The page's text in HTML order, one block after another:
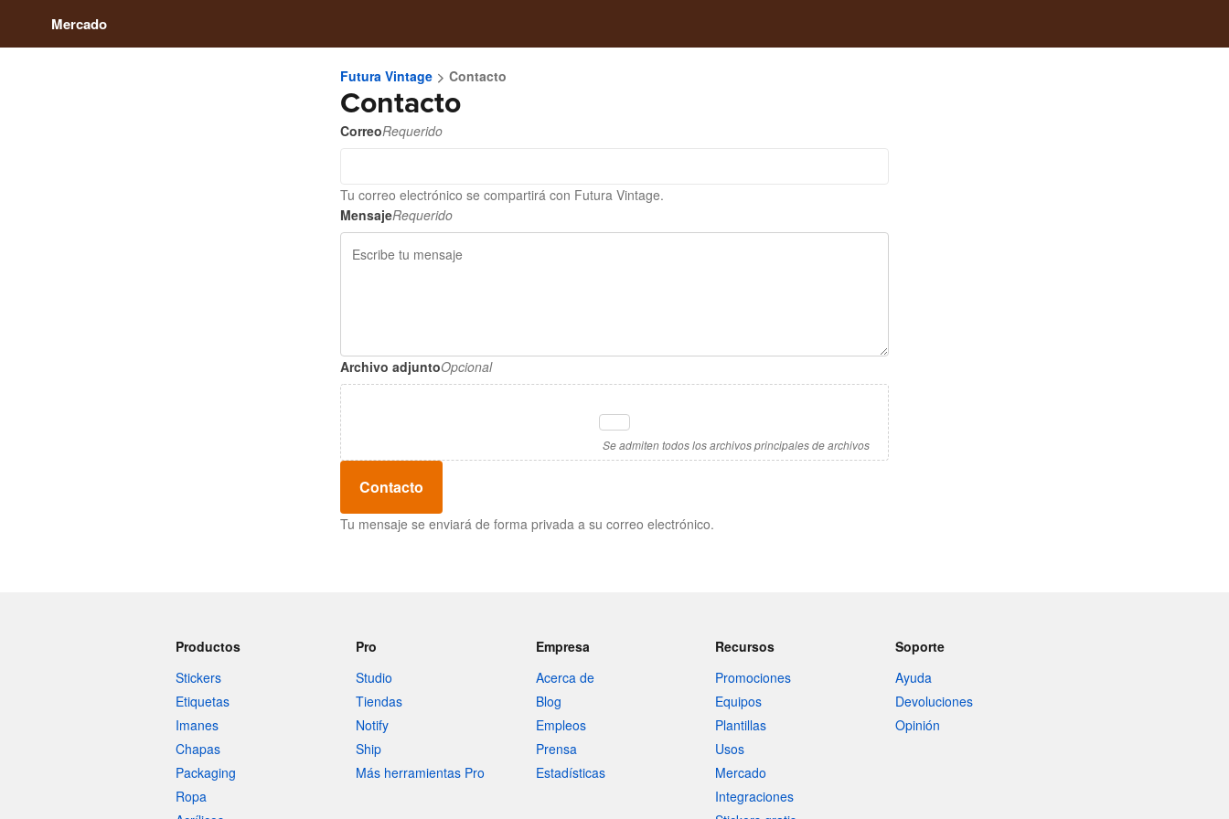
Mercado
Futura Vintage Contacto
Contacto
CorreoRequerido
Tu correo electrónico se compartirá con Futura Vintage.
MensajeRequerido
Archivo adjuntoOpcional
Se admiten todos los archivos principales de archivos
Contacto
Tu mensaje se enviará de forma privada a su correo electrónico.
Productos
Stickers
Etiquetas
Imanes
Chapas
Packaging
Ropa
Pro
Studio
Tiendas
Notify
Ship
Más herramientas Pro
Empresa
Acerca de
Blog
Empleos
Prensa
Estadísticas
Recursos
Promociones
Equipos
Plantillas
Usos
Mercado
Integraciones
Soporte
Ayuda
Devoluciones
Opinión